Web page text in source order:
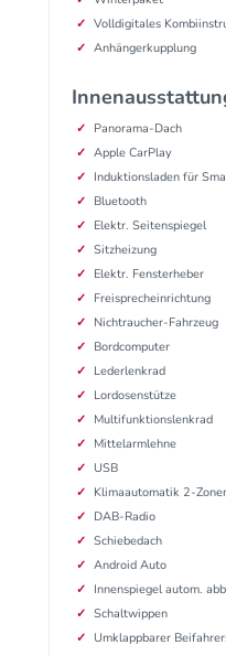
Volldigitales
Anhängerkupplung
Panorama-Dach
Apple CarPlay
Induktionsladen für
Bluetooth
Elektr. Seitenspiegel
Sitzheizung
Elektr. Fensterheber
Freisprecheinrichtung
Nichtraucher-Fahrzeug
Bordcomputer
Lederlenkrad
Lordosenstütze
Multifunktionslenkrad
Mittelarmlehne
USB
Klimaautomatik 2-
DAB-Radio
Schiebedach
Android Auto
Innenspiegel autom.
Schaltwippen
Umklappbarer